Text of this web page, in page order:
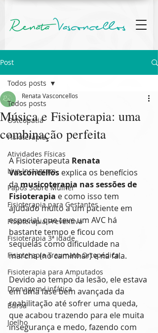
Post
Todos posts
Osteopatia
Fisioterapia
Atividades Físicas
Live Instagram
Papos Sobre Mulher
Fisioterapia para Gestantes
Fisioterapia Preventiva
Fisioterapia 3ª idade
Fisioterapia Traumato-Ortopédica
Fisioterapia para Amputados
Drenagem Linfática
Bursa
Joelho
Todos posts
Música e Fisioterapia: uma
combinação perfeita
Renata Vasconcellos
A Fisioterapeuta Renata
Vasconcellos explica os benefícios
da musicoterapia nas sessões de
Fisioterapia e como isso tem
ajudado muito a um paciente em
especial, que teve um AVC há
bastante tempo e ficou com
sequelas como dificuldade na
marcha (no caminhar) e na fala.
Devido ao tempo da lesão, ele estava
em uma fase bem avançada da
reabilitação até sofrer uma queda,
que acabou trazendo para ele muita
insegurança e medo, fazendo com